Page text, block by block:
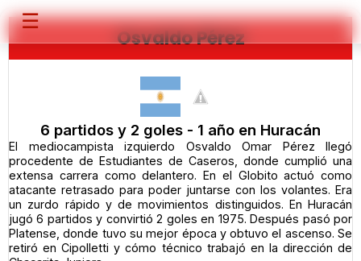
☰
Osvaldo Pérez
6 partidos y 2 goles - 1 año en Huracán
El mediocampista izquierdo Osvaldo Omar Pérez llegó
procedente de Estudiantes de Caseros, donde cumplió una
extensa carrera como delantero. En el Globito actuó como
atacante retrasado para poder juntarse con los volantes. Era
un zurdo rápido y de movimientos distinguidos. En Huracán
jugó 6 partidos y convirtió 2 goles en 1975. Después pasó por
Platense, donde tuvo su mejor época y obtuvo el ascenso. Se
retiró en Cipolletti y cómo técnico trabajó en la dirección de